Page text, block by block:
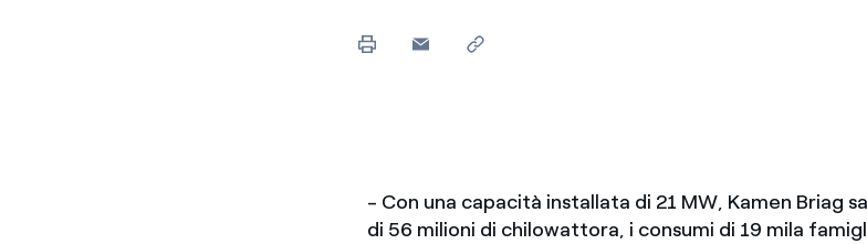
- Con una capacità installata di 21 MW, Kamen Briag
di 56 milioni di chilowattora, i consumi di 19 mila